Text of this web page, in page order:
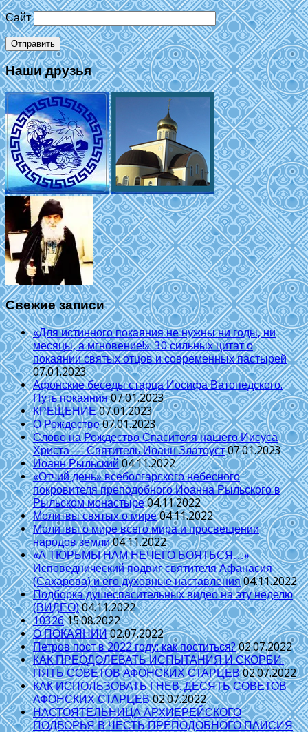
Сайт
Наши друзья
Свежие записи
«Для истинного покаяния не нужны ни годы, ни
месяцы, а мгновение!»: 30 сильных цитат о
покаянии святых отцов и современных пастырей
07.01.2023
Афонские беседы старца Иосифа Ватопедского.
Путь покаяния 07.01.2023
КРЕЩЕНИЕ 07.01.2023
О Рождестве 07.01.2023
Слово на Рождество Спасителя нашего Иисуса
Христа — Святитель Иоанн Златоуст 07.01.2023
Иоанн Рыльский 04.11.2022
«Отчий день» всеболгарского небесного
покровителя преподобного Иоанна Рыльского в
Рыльском монастыре 04.11.2022
Молитвы святых о мире 04.11.2022
Молитвы о мире всего мира и просвещении
народов земли 04.11.2022
«А ТЮРЬМЫ НАМ НЕЧЕГО БОЯТЬСЯ…»
Исповеднический подвиг святителя Афанасия
(Сахарова) и его духовные наставления 04.11.2022
Подборка душеспасительных видео на эту неделю
(ВИДЕО) 04.11.2022
10326 15.08.2022
О ПОКАЯНИИ 02.07.2022
Петров пост в 2022 году: как поститься? 02.07.2022
КАК ПРЕОДОЛЕВАТЬ ИСПЫТАНИЯ И СКОРБИ.
ПЯТЬ СОВЕТОВ АФОНСКИХ СТАРЦЕВ 02.07.2022
КАК ИСПОЛЬЗОВАТЬ ГНЕВ. ДЕСЯТЬ СОВЕТОВ
АФОНСКИХ СТАРЦЕВ 02.07.2022
НАСТОЯТЕЛЬНИЦА АРХИЕРЕЙСКОГО
ПОДВОРЬЯ В ЧЕСТЬ ПРЕПОДОБНОГО ПАИСИЯ